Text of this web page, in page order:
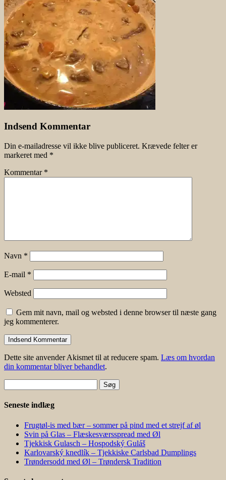
Indsend Kommentar
Din e-mailadresse vil ikke blive publiceret. Krævede felter er
markeret med *
Kommentar *
Navn *
E-mail *
Websted
Gem mit navn, mail og websted i denne browser til næste gang
jeg kommenterer.
Dette site anvender Akismet til at reducere spam. Læs om hvordan
din kommentar bliver behandlet.
efter:
Seneste indlæg
Frugtøl-is med bær – sommer på pind med et strejf af øl
Svin på Glas – Flæskesværsspread med Øl
Tjekkisk Gulasch – Hospodský Guláš
Karlovarský knedlík – Tjekkiske Carlsbad Dumplings
Trøndersodd med Øl – Trøndersk Tradition